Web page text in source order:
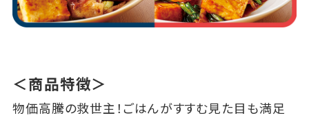
＜商品特徴＞
物価高騰の救世主！ごはんがすすむ見た目も満足